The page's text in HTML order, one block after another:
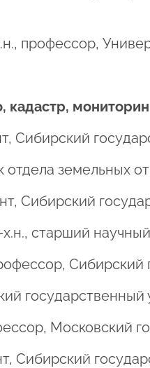
профессор,
кадастр,
Сибирский
отдела земельных
Сибирский
х.н., старший
Московский
Сибирский